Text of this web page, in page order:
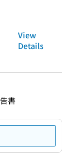
View
Details
書